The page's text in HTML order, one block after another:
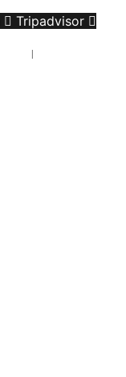
Tripadvisor
|